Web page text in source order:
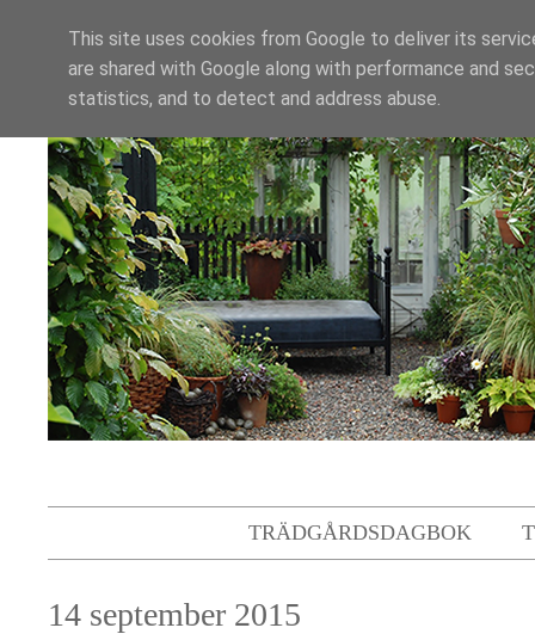
TRÄDGÅRDSDAGBOK
14 september 2015
This site uses cookies from Google to deliver its
are shared with Google along with performance and
statistics, and to detect and address abuse.